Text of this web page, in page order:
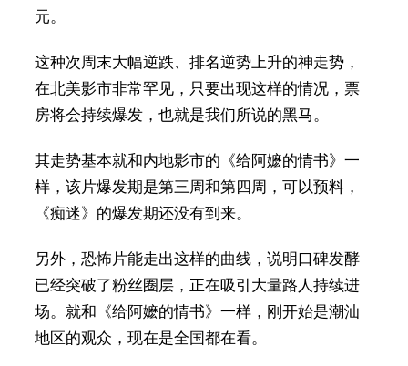
元。
这种次周末大幅逆跌、排名逆势上升的神走势，
在北美影市非常罕见，只要出现这样的情况，票
房将会持续爆发，也就是我们所说的黑马。
其走势基本就和内地影市的《给阿嬷的情书》一
样，该片爆发期是第三周和第四周，可以预料，
《痴迷》的爆发期还没有到来。
另外，恐怖片能走出这样的曲线，说明口碑发酵
已经突破了粉丝圈层，正在吸引大量路人持续进
场。就和《给阿嬷的情书》一样，刚开始是潮汕
地区的观众，现在是全国都在看。